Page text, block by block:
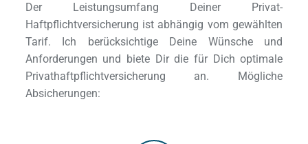
Der Leistungsumfang Deiner Privat-
Haftpflichtversicherung ist abhängig vom gewählten
Tarif. Ich berücksichtige Deine Wünsche und
Anforderungen und biete Dir die für Dich optimale
Privathaftpflichtversicherung an. Mögliche
Absicherungen: